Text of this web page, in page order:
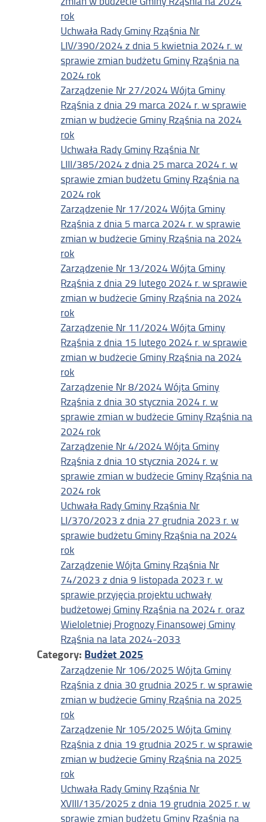
rok
Uchwała Rady Gminy Rząśnia Nr
LIV/390/2024 z dnia 5 kwietnia 2024 r. w
sprawie zmian budżetu Gminy Rząśnia na
2024 rok
Zarządzenie Nr 27/2024 Wójta Gminy
Rząśnia z dnia 29 marca 2024 r. w sprawie
zmian w budżecie Gminy Rząśnia na 2024
rok
Uchwała Rady Gminy Rząśnia Nr
LIII/385/2024 z dnia 25 marca 2024 r. w
sprawie zmian budżetu Gminy Rząśnia na
2024 rok
Zarządzenie Nr 17/2024 Wójta Gminy
Rząśnia z dnia 5 marca 2024 r. w sprawie
zmian w budżecie Gminy Rząśnia na 2024
rok
Zarządzenie Nr 13/2024 Wójta Gminy
Rząśnia z dnia 29 lutego 2024 r. w sprawie
zmian w budżecie Gminy Rząśnia na 2024
rok
Zarządzenie Nr 11/2024 Wójta Gminy
Rząśnia z dnia 15 lutego 2024 r. w sprawie
zmian w budżecie Gminy Rząśnia na 2024
rok
Zarządzenie Nr 8/2024 Wójta Gminy
Rząśnia z dnia 30 stycznia 2024 r. w
sprawie zmian w budżecie Gminy Rząśnia na
2024 rok
Zarządzenie Nr 4/2024 Wójta Gminy
Rząśnia z dnia 10 stycznia 2024 r. w
sprawie zmian w budżecie Gminy Rząśnia na
2024 rok
Uchwała Rady Gminy Rząśnia Nr
LI/370/2023 z dnia 27 grudnia 2023 r. w
sprawie budżetu Gminy Rząśnia na 2024
rok
Zarządzenie Wójta Gminy Rząśnia Nr
74/2023 z dnia 9 listopada 2023 r. w
sprawie przyjęcia projektu uchwały
budżetowej Gminy Rząśnia na 2024 r. oraz
Wieloletniej Prognozy Finansowej Gminy
Rząśnia na lata 2024-2033
Category: Budżet 2025
Zarządzenie Nr 106/2025 Wójta Gminy
Rząśnia z dnia 30 grudnia 2025 r. w sprawie
zmian w budżecie Gminy Rząśnia na 2025
rok
Zarządzenie Nr 105/2025 Wójta Gminy
Rząśnia z dnia 19 grudnia 2025 r. w sprawie
zmian w budżecie Gminy Rząśnia na 2025
rok
Uchwała Rady Gminy Rząśnia Nr
XVIII/135/2025 z dnia 19 grudnia 2025 r. w
sprawie zmian budżetu Gminy Rząśnia na